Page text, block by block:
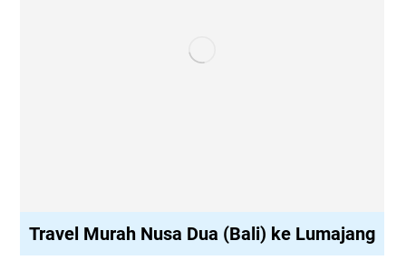
Travel Murah Nusa Dua (Bali) ke Lumajang